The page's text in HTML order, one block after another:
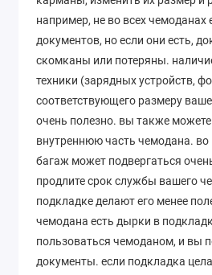
например, не во всех чемоданах
документов, но если они есть,
скомканы или потеряны.
техники (зарядных устройств,
соответствующего размеру
очень полезно. вы также можете
внутреннюю часть чемодана. во
багаж может подвергаться
продлите срок службы вашего
подкладке делают его менее
чемодана есть дырки в
пользоваться чемоданом, и вы
документы. если подкладка